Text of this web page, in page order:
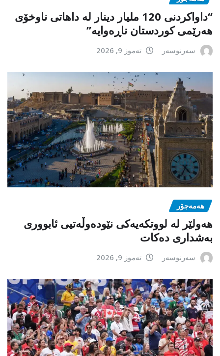
“داواکردنی 120 ملیار دینار لە داهاتی ناوخۆی
هەرێمی کوردستان ناڕەوایە”
سەرنوسەر تەموز 9, 2026
هەمەجۆر
ھەولێر لە لووتکەیەکی نێودەوڵەتیی ئابووری
بەشداری دەکات
سەرنوسەر تەموز 9, 2026